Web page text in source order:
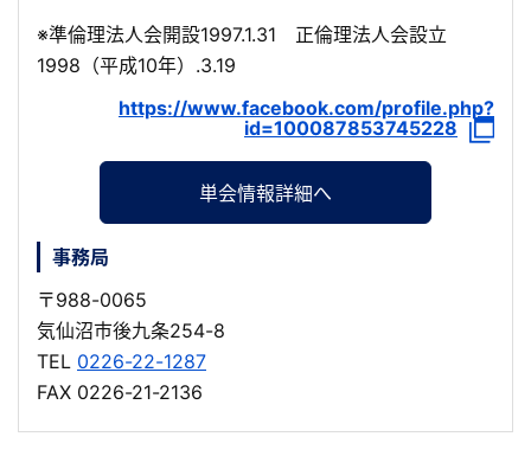
※準倫理法人会開設1997.1.31 正倫理法人会設立
1998（平成10年）.3.19
https://www.facebook.com/profile.php?
id=100087853745228
単会情報詳細へ
事務局
〒988-0065
気仙沼市後九条254-8
TEL 0226-22-1287
FAX 0226-21-2136